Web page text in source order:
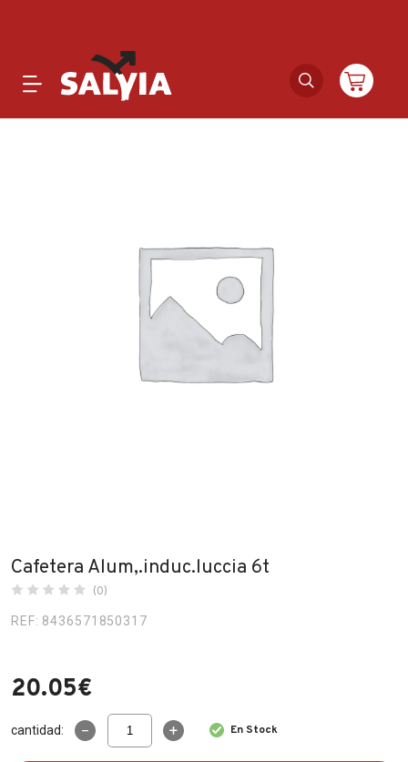
FAQ’s
Contacto
Cafetera Alum,.induc.luccia 6t
(0)
REF: 8436571850317
20.05€
cantidad:
Cafetera
Alum,.induc.luccia
En Stock